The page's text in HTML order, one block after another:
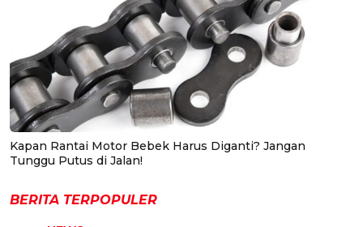
Kapan Rantai Motor Bebek Harus Diganti? Jangan
Tunggu Putus di Jalan!
BERITA TERPOPULER